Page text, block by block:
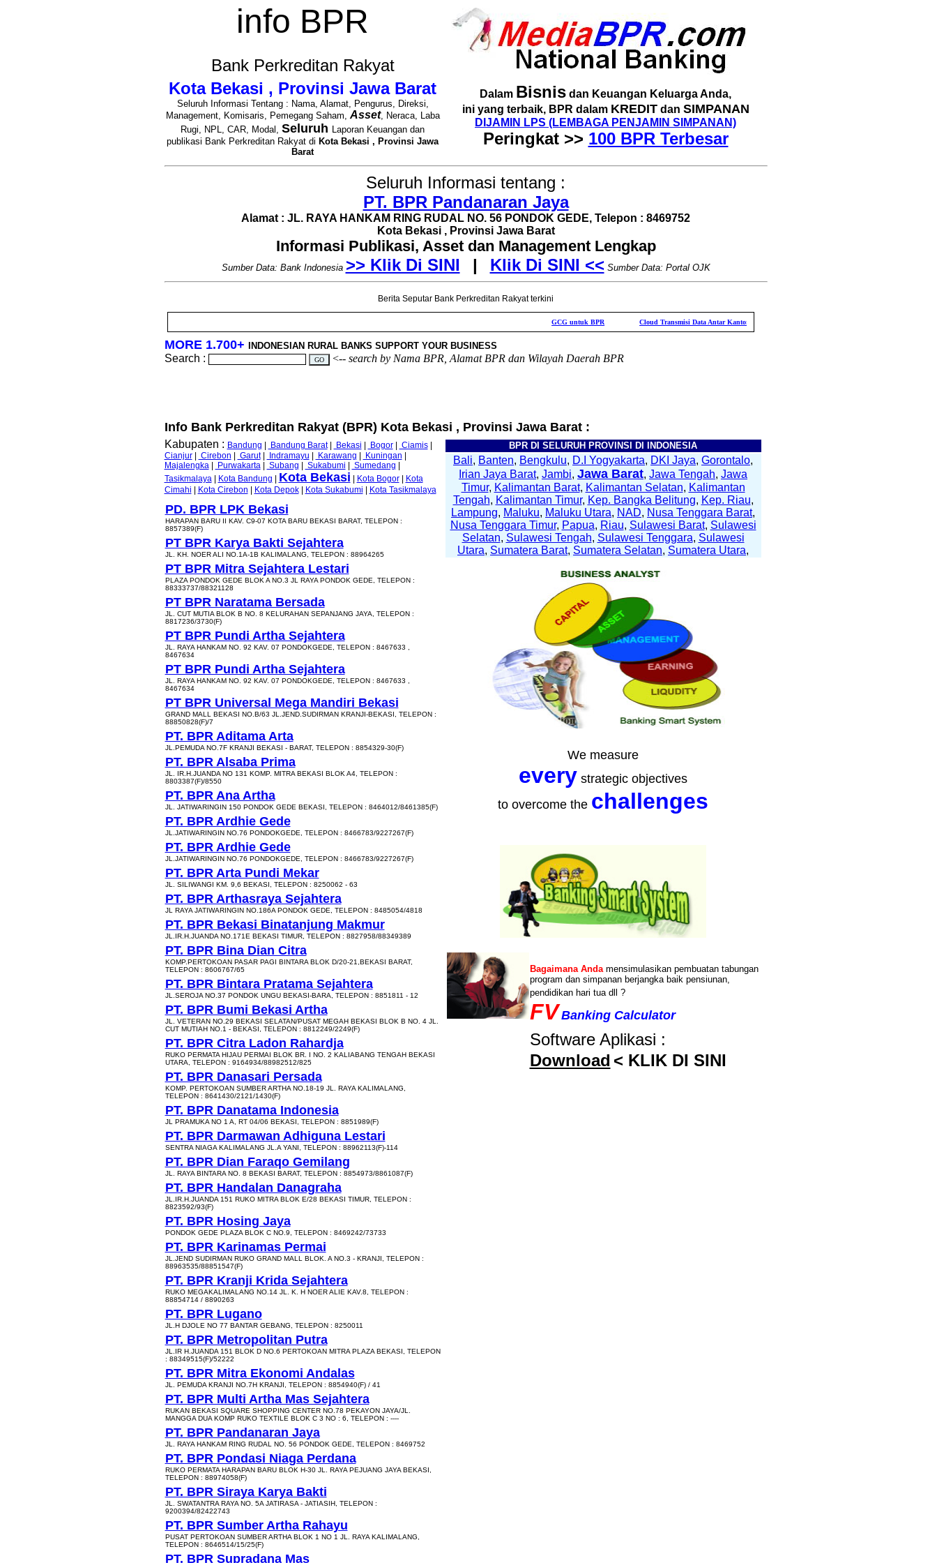
info BPR
Bank Perkreditan Rakyat
Kota Bekasi , Provinsi Jawa Barat
Seluruh Informasi Tentang : Nama, Alamat, Pengurus, Direksi,
Management, Komisaris, Pemegang Saham,Asset, Neraca, Laba
Rugi, NPL, CAR, Modal, Seluruh Laporan Keuangan dan
publikasi Bank Perkreditan Rakyat di Kota Bekasi , Provinsi Jawa
Barat
Dalam Bisnis dan Keuangan Keluarga Anda,
ini yang terbaik, BPR dalam KREDITdan SIMPANAN
DIJAMIN LPS (LEMBAGA PENJAMIN SIMPANAN)
Peringkat >> 100 BPR Terbesar
Seluruh Informasi tentang :
PT. BPR Pandanaran Jaya
Alamat : JL. RAYA HANKAM RING RUDAL NO. 56 PONDOK GEDE, Telepon : 8469752
Kota Bekasi , Provinsi Jawa Barat
Informasi Publikasi, Asset dan Management Lengkap
Sumber Data: Bank Indonesia >> Klik Di SINI | Klik Di SINI << Sumber Data: Portal OJK
Berita Seputar Bank Perkreditan Rakyat terkini
GCG untuk BPR Cloud Transmisi Data Antar Kantor
MORE 1.700+ INDONESIAN RURAL BANKS SUPPORT YOUR BUSINESS
Search : <-- search by Nama BPR, Alamat BPR dan Wilayah Daerah BPR
Info Bank Perkreditan Rakyat (BPR) Kota Bekasi , Provinsi Jawa Barat :
Kabupaten : Bandung Bandung Barat| Bekasi Bogor| Ciamis|
Cianjur| Cirebon Garut| Indramayu Karawang Kuningan
Majalengka| Purwakarta| Subang Sukabumi Sumedang
Tasikmalaya| Kota Bandung Kota Bekasi Kota Bogor|
Kota
Cimahi
Kota Cirebon Kota Depok| Kota Sukabumi Kota Tasikmalaya
PD. BPR LPK Bekasi
HARAPAN BARU II KAV. C9-07 KOTA BARU BEKASI BARAT, TELEPON :
8857389(F)
PT BPR Karya Bakti Sejahtera
JL. KH. NOER ALI NO.1A-1B KALIMALANG, TELEPON : 88964265
PT BPR Mitra Sejahtera Lestari
PLAZA PONDOK GEDE BLOK A NO.3 JL RAYA PONDOK GEDE, TELEPON :
88333737/88321128
PT BPR Naratama Bersada
JL. CUT MUTIA BLOK B NO. 8 KELURAHAN SEPANJANG JAYA, TELEPON :
8817236/3730(F)
PT BPR Pundi Artha Sejahtera
JL. RAYA HANKAM NO. 92 KAV. 07 PONDOKGEDE, TELEPON : 8467633 ,
8467634
PT BPR Pundi Artha Sejahtera
JL. RAYA HANKAM NO. 92 KAV. 07 PONDOKGEDE, TELEPON : 8467633 ,
8467634
PT BPR Universal Mega Mandiri Bekasi
GRAND MALL BEKASI NO.B/63 JL.JEND.SUDIRMAN KRANJI-BEKASI, TELEPON :
88850828(F)/7
PT. BPR Aditama Arta
JL.PEMUDA NO.7F KRANJI BEKASI - BARAT, TELEPON : 8854329-30(F)
PT. BPR Alsaba Prima
JL. IR.H.JUANDA NO 131 KOMP. MITRA BEKASI BLOK A4, TELEPON :
8803387(F)/8550
PT. BPR Ana Artha
JL. JATIWARINGIN 150 PONDOK GEDE BEKASI, TELEPON : 8464012/8461385(F)
PT. BPR Ardhie Gede
JL.JATIWARINGIN NO.76 PONDOKGEDE, TELEPON : 8466783/9227267(F)
PT. BPR Ardhie Gede
JL.JATIWARINGIN NO.76 PONDOKGEDE, TELEPON : 8466783/9227267(F)
PT. BPR Arta Pundi Mekar
JL. SILIWANGI KM. 9,6 BEKASI, TELEPON : 8250062 - 63
PT. BPR Arthasraya Sejahtera
JL RAYA JATIWARINGIN NO.186A PONDOK GEDE, TELEPON : 8485054/4818
PT. BPR Bekasi Binatanjung Makmur
JL.IR.H.JUANDA NO.171E BEKASI TIMUR, TELEPON : 8827958/88349389
PT. BPR Bina Dian Citra
KOMP.PERTOKOAN PASAR PAGI BINTARA BLOK D/20-21,BEKASI BARAT,
TELEPON : 8606767/65
PT. BPR Bintara Pratama Sejahtera
JL.SEROJA NO.37 PONDOK UNGU BEKASI-BARA, TELEPON : 8851811 - 12
PT. BPR Bumi Bekasi Artha
JL. VETERAN NO.29 BEKASI SELATAN/PUSAT MEGAH BEKASI BLOK B NO. 4 JL.
CUT MUTIAH NO.1 - BEKASI, TELEPON : 8812249/2249(F)
PT. BPR Citra Ladon Rahardja
RUKO PERMATA HIJAU PERMAI BLOK BR. I NO. 2 KALIABANG TENGAH BEKASI
UTARA, TELEPON : 9164934/88982512/825
PT. BPR Danasari Persada
KOMP. PERTOKOAN SUMBER ARTHA NO.18-19 JL. RAYA KALIMALANG,
TELEPON : 8641430/2121/1430(F)
PT. BPR Danatama Indonesia
JL PRAMUKA NO 1 A, RT 04/06 BEKASI, TELEPON : 8851989(F)
PT. BPR Darmawan Adhiguna Lestari
SENTRA NIAGA KALIMALANG JL.A YANI, TELEPON : 88962113(F)-114
PT. BPR Dian Faraqo Gemilang
JL. RAYA BINTARA NO. 8 BEKASI BARAT, TELEPON : 8854973/8861087(F)
PT. BPR Handalan Danagraha
JL.IR.H.JUANDA 151 RUKO MITRA BLOK E/28 BEKASI TIMUR, TELEPON :
8823592/93(F)
PT. BPR Hosing Jaya
PONDOK GEDE PLAZA BLOK C NO.9, TELEPON : 8469242/73733
PT. BPR Karinamas Permai
JL.JEND SUDIRMAN RUKO GRAND MALL BLOK. A NO.3 - KRANJI, TELEPON :
88963535/88851547(F)
PT. BPR Kranji Krida Sejahtera
RUKO MEGAKALIMALANG NO.14 JL. K. H NOER ALIE KAV.8, TELEPON :
88854714 / 8890263
PT. BPR Lugano
JL.H DJOLE NO 77 BANTAR GEBANG, TELEPON : 8250011
PT. BPR Metropolitan Putra
JL.IR H.JUANDA 151 BLOK D NO.6 PERTOKOAN MITRA PLAZA BEKASI, TELEPON
: 88349515(F)/52222
PT. BPR Mitra Ekonomi Andalas
JL. PEMUDA KRANJI NO.7H KRANJI, TELEPON : 8854940(F) / 41
PT. BPR Multi Artha Mas Sejahtera
RUKAN BEKASI SQUARE SHOPPING CENTER NO.78 PEKAYON JAYA/JL.
MANGGA DUA KOMP RUKO TEXTILE BLOK C 3 NO : 6, TELEPON : ----
PT. BPR Pandanaran Jaya
JL. RAYA HANKAM RING RUDAL NO. 56 PONDOK GEDE, TELEPON : 8469752
PT. BPR Pondasi Niaga Perdana
RUKO PERMATA HARAPAN BARU BLOK H-30 JL. RAYA PEJUANG JAYA BEKASI,
TELEPON : 88974058(F)
PT. BPR Siraya Karya Bakti
JL. SWATANTRA RAYA NO. 5A JATIRASA - JATIASIH, TELEPON :
9200394/82422743
PT. BPR Sumber Artha Rahayu
PUSAT PERTOKOAN SUMBER ARTHA BLOK 1 NO 1 JL. RAYA KALIMALANG,
TELEPON : 8646514/15/25(F)
PT. BPR Supradana Mas
BPR DI SELURUH PROVINSI DI INDONESIA
Bali, Banten, Bengkulu, D.I Yogyakarta, DKI Jaya, Gorontalo,
Irian Jaya Barat, Jambi, Jawa Barat, Jawa Tengah, Jawa
Timur, Kalimantan Barat, Kalimantan Selatan, Kalimantan
Tengah, Kalimantan Timur, Kep. Bangka Belitung, Kep. Riau,
Lampung, Maluku, Maluku Utara, NAD, Nusa Tenggara Barat,
Nusa Tenggara Timur, Papua, Riau, Sulawesi Barat, Sulawesi
Selatan, Sulawesi Tengah, Sulawesi Tenggara, Sulawesi
Utara, Sumatera Barat, Sumatera Selatan, Sumatera Utara,
We measure
every strategic objectives
to overcome the challenges
Bagaimana Andamensimulasikan pembuatan tabungan
program dan simpanan berjangka baik pensiunan,
pendidikan hari tua dll ?
FV Banking Calculator
Software Aplikasi :
Download < KLIK DI SINI